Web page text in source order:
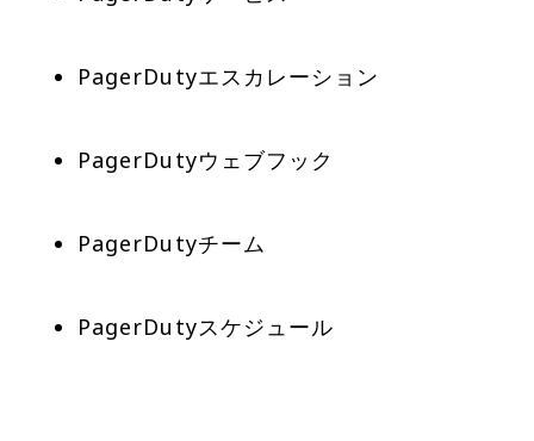
PagerDutyエスカレーション
PagerDutyウェブフック
PagerDutyチーム
PagerDutyスケジュール